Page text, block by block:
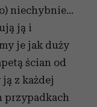
niechybnie…
ją i
je jak duży
ścian od
z każdej
przypadkach